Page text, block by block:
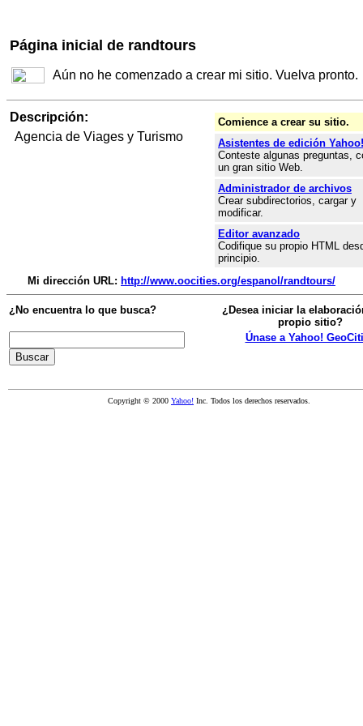
Página inicial de randtours
Aún no he comenzado a crear mi sitio. Vuelva pronto.
Descripción:
Agencia de Viages y Turismo
Comience a crear su sitio.
Asistentes de edición Yahoo!
Conteste algunas preguntas,
un gran sitio Web.
Administrador de archivos
Crear subdirectorios, cargar y
modificar.
Editor avanzado
Codifique su propio HTML
principio.
Mi dirección URL: http://www.oocities.org/espanol/randtours/
¿No encuentra lo que busca?
¿Desea iniciar la
propio sitio?
Únase a Yahoo!
Copyright © 2000 Yahoo! Inc. Todos los derechos reservados.